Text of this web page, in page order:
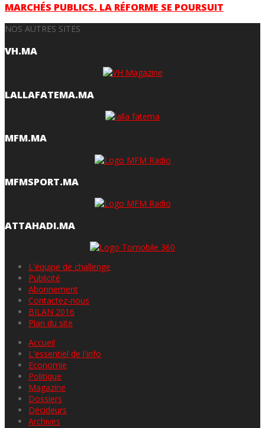
MARCHÉS PUBLICS. LA RÉFORME SE POURSUIT
NOS AUTRES SITES
VH.MA
LALLAFATEMA.MA
MFM.MA
MFMSPORT.MA
ATTAHADI.MA
L'équipe de challenge
Publicité
Abonnement
Contactez-nous
BILAN 2016
Plan du site
Accueil
L'essentiel de l'info
Economie
Politique
Magazine
Dossiers
Décideurs
Archives